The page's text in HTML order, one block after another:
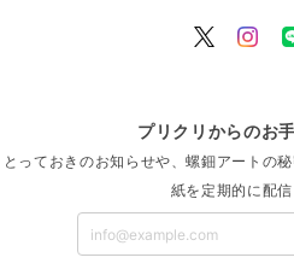
プリクリからのお
とっておきのお知らせや、螺鈿アートの
紙を定期的に配